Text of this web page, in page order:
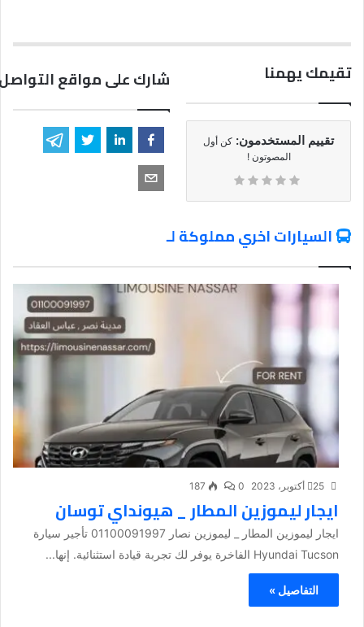
تقيمك يهمنا
تقييم المستخدمون: كن أول
المصوتون !
شارك على مواقع
السيارات اخري مملوكة لـ
25 أكتوبر، 2023 0
187
ايجار ليموزين المطار _ هيونداي توسان
ايجار ليموزين المطار _ ليموزين نصار 01100091997 تأجير سيارة
Hyundai Tucson الفاخرة يوفر لك تجربة قيادة استثنائية. إنها...
التفاصيل »